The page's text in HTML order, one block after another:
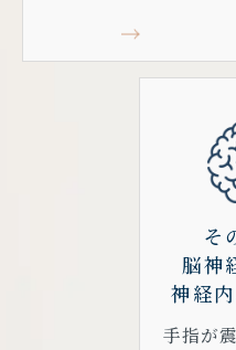
そ
脳神
神経
手指が